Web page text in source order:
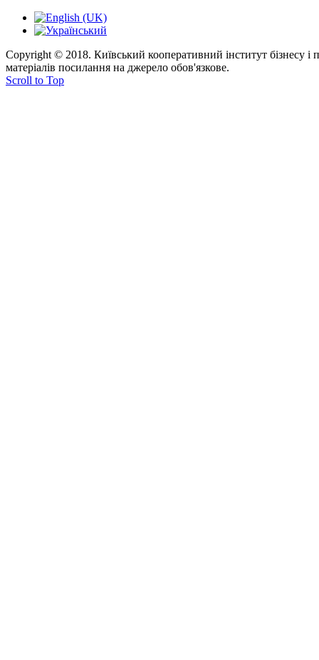
Copyright © 2018. Київський кооперативний інститут бізнесу
матеріалів посилання на джерело обов'язкове.
Scroll to Top